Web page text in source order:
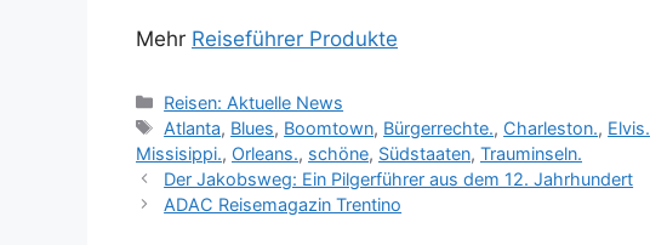
Mehr Reiseführer Produkte
Kategorien
Reisen: Aktuelle News
Schlagwörter
Atlanta, Blues, Boomtown, Bürgerrechte., Charleston., Elvis.
Missisippi., Orleans., schöne, Südstaaten, Trauminseln.
Der Jakobsweg: Ein Pilgerführer aus dem 12. Jahrhundert
ADAC Reisemagazin Trentino